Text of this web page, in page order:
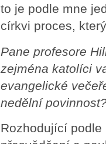
to je podle mne
církvi proces,
Pane profesore
zejména katolíci
evangelické
nedělní
Rozhodující